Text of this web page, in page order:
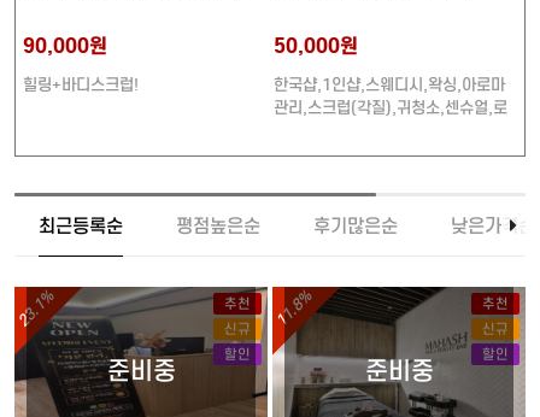
90,000원
힐링+바디스크럽!
50,000원
한국샵,1인샵,스웨디시,왁싱,아로마
관리,스크럽(각질),귀청소,센슈얼,로
최근등록순 평점높은순 후기많은순 낮은가격순
추천
신규
할인
23.1%
추천
신규
할인
11.8%